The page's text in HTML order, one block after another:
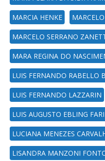
MARCIA HENKE
MARCELO SERRANO
MARA REGINA DO
LUIS FERNANDO RABELLO
LUIS FERNANDO LAZZARIN
LUIS AUGUSTO EBLING
LUCIANA MENEZES
LISANDRA MANZONI